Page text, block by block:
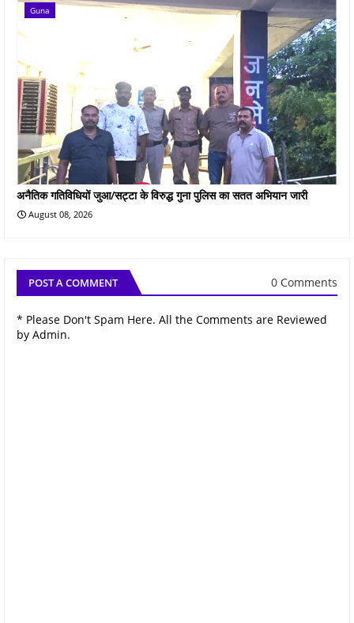
Guna
अनैतिक गतिविधियों जुआ/सट्टा के विरुद्ध गुना पुलिस का सतत अभियान जारी
August 08, 2026
POST A COMMENT 0 Comments
* Please Don't Spam Here. All the Comments are Reviewed
by Admin.